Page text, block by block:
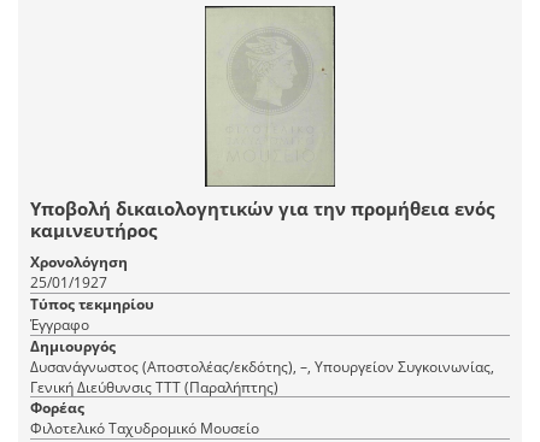
Υποβολή δικαιολογητικών για την προμήθεια ενός
καμινευτήρος
Χρονολόγηση
25/01/1927
Τύπος τεκμηρίου
Έγγραφο
Δημιουργός
Δυσανάγνωστος (Αποστολέας/εκδότης), –, Υπουργείον Συγκοινωνίας,
Γενική Διεύθυνσις ΤΤΤ (Παραλήπτης)
Φορέας
Φιλοτελικό Ταχυδρομικό Μουσείο